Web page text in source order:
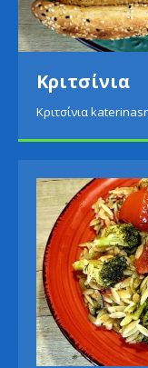
Πατάτες
Πατάτες με σαλάτα